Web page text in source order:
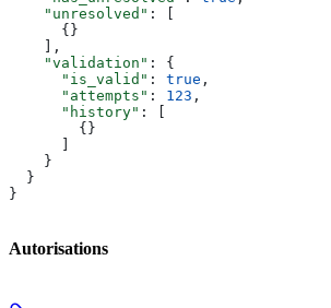
    "unresolved"
: [
      {}
    ],
    "validation"
: {
      "is_valid"
: true ,
      "attempts"
: 123 ,
      "history"
: [
        {}
      ]
    }
  }
}
Autorisations